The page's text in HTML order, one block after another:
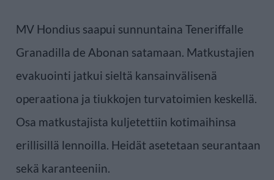
MV Hondius saapui sunnuntaina Teneriffalle
Granadilla de Abonan satamaan. Matkustajien
evakuointi jatkui sieltä kansainvälisenä
operaationa ja tiukkojen turvatoimien keskellä.
Osa matkustajista kuljetettiin kotimaihinsa
erillisillä lennoilla. Heidät asetetaan seurantaan
sekä karanteeniin.